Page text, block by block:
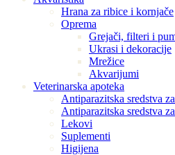
Hrana za ribice i kornjače
Oprema
Grejači, filteri i
Ukrasi i dekoracije
Mrežice
Akvarijumi
Veterinarska apoteka
Antiparazitska sredstva
Antiparazitska sredstva
Lekovi
Suplementi
Higijena